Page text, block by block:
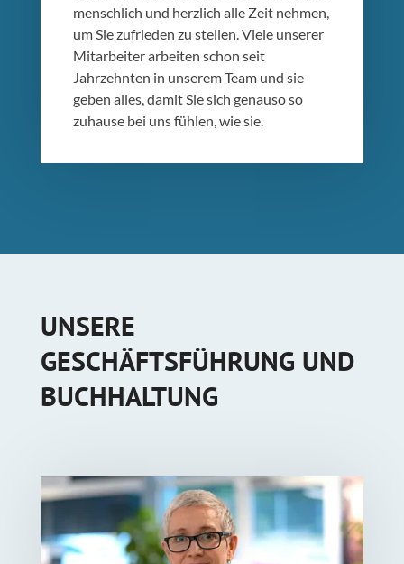
menschlich und herzlich alle Zeit nehmen,
um Sie zufrieden zu stellen. Viele unserer
Mitarbeiter arbeiten schon seit
Jahrzehnten in unserem Team und sie
geben alles, damit Sie sich genauso so
zuhause bei uns fühlen, wie sie.
UNSERE
GESCHÄFTSFÜHRUNG UND
BUCHHALTUNG